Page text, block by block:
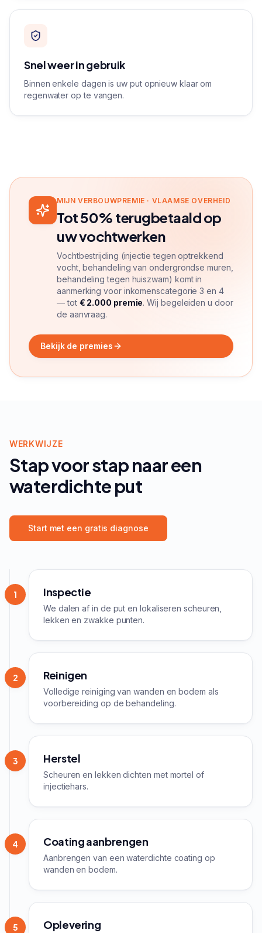
Snel weer in gebruik
Binnen enkele dagen is uw put opnieuw klaar om
regenwater op te vangen.
MIJN VERBOUWPREMIE · VLAAMSE OVERHEID
Tot 50% terugbetaald op
uw vochtwerken
Vochtbestrijding (injectie tegen optrekkend
vocht, behandeling van ondergrondse muren,
behandeling tegen huiszwam) komt in
aanmerking voor inkomenscategorie 3 en 4
— tot € 2.000 premie. Wij begeleiden u door
de aanvraag.
Bekijk de premies
WERKWIJZE
Stap voor stap naar een
waterdichte put
Start met een gratis diagnose
1 Inspectie
We dalen af in de put en lokaliseren scheuren,
lekken en zwakke punten.
2 Reinigen
Volledige reiniging van wanden en bodem als
voorbereiding op de behandeling.
3 Herstel
Scheuren en lekken dichten met mortel of
injectiehars.
4 Coating aanbrengen
Aanbrengen van een waterdichte coating op
wanden en bodem.
5 Oplevering